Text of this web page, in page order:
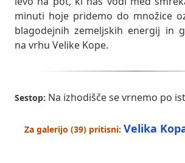
minuti hoje pridemo do množice
blagodejnih zemeljskih energij in
na vrhu Velike Kope.
Sestop: Na izhodišče se vrnemo po
Za galerijo (39) pritisni: Velika